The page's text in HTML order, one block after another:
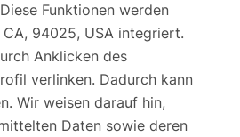
Funktionen werden
94025, USA integriert.
Anklicken des
verlinken. Dadurch kann
Wir weisen darauf hin,
Daten sowie deren